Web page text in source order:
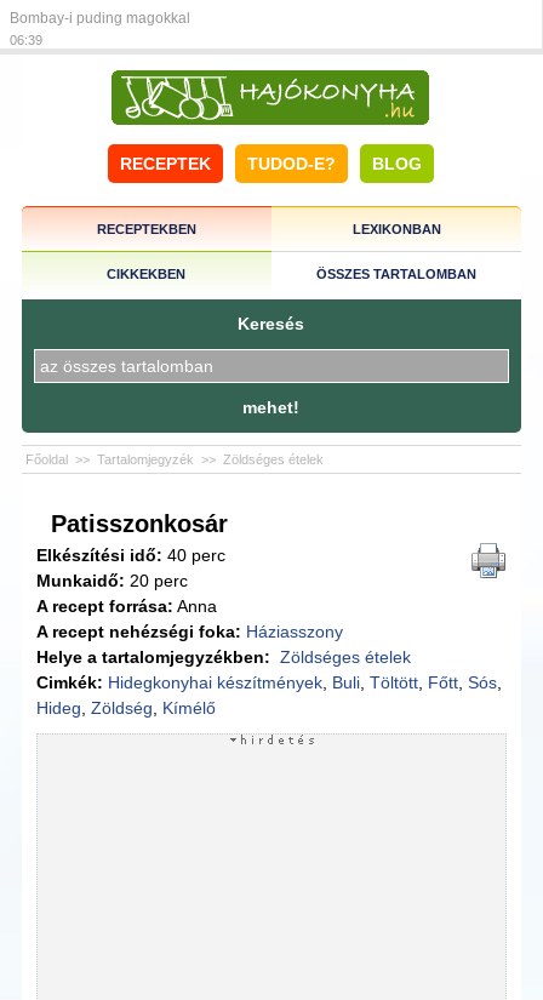
Bombay-i puding magokkal
06:39
RECEPTEK TUDOD-E? BLOG
RECEPTEKBEN LEXIKONBAN
CIKKEKBEN ÖSSZES TARTALOMBAN
Keresés
mehet!
Főoldal >> Tartalomjegyzék >> Zöldséges ételek
Patisszonkosár
Elkészítési idő: 40 perc
Munkaidő: 20 perc
A recept forrása: Anna
A recept nehézségi foka: Háziasszony
Helye a tartalomjegyzékben: Zöldséges ételek
Cimkék: Hidegkonyhai készítmények Buli ,Töltött Főtt ,Sós
Hideg ,Zöldség Kímélő